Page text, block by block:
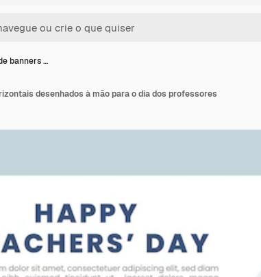
banners …
desenhados à mão para o dia dos professores